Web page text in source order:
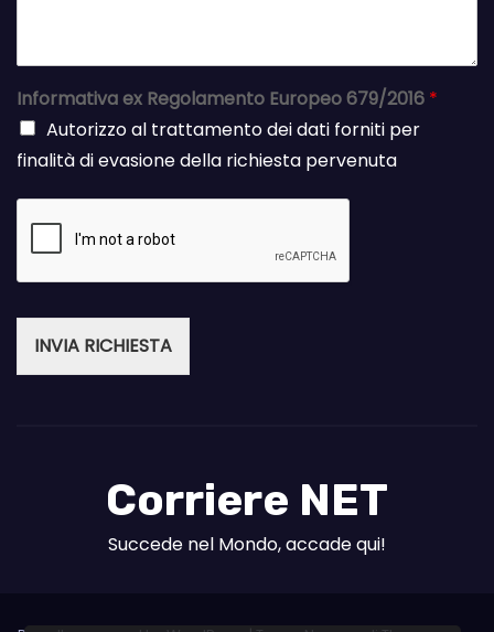
Informativa ex Regolamento Europeo 679/2016 *
Autorizzo al trattamento dei dati forniti per
finalità di evasione della richiesta pervenuta
INVIA RICHIESTA
Corriere NET
Succede nel Mondo, accade qui!